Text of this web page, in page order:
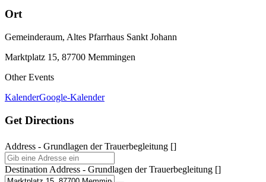
Ort
Gemeinderaum, Altes Pfarrhaus Sankt Johann
Marktplatz 15, 87700 Memmingen
Other Events
KalenderGoogle-Kalender
Get Directions
Address - Grundlagen der Trauerbegleitung []
Destination Address - Grundlagen der Trauerbegleitung []